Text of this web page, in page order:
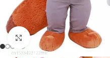
Cliquez pour agrandir